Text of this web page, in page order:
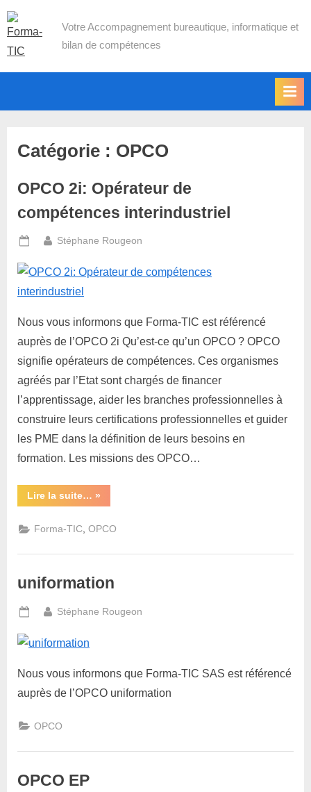
Skip
to
content
Forma-TIC
Votre Accompagnement bureautique, informatique et
bilan de compétences
Catégorie : OPCO
OPCO 2i: Opérateur de
compétences interindustriel
Posted
By
Stéphane Rougeon
Nous vous informons que Forma-TIC est référencé
auprès de l’OPCO 2i Qu’est-ce qu’un OPCO ? OPCO
signifie opérateurs de compétences. Ces organismes
agréés par l’Etat sont chargés de financer
l’apprentissage, aider les branches professionnelles à
construire leurs certifications professionnelles et guider
les PME dans la définition de leurs besoins en
formation. Les missions des OPCO…
Lire la suite… “OPCO
2i:
de
compétences
»
Forma-TIC ,OPCO
uniformation
Posted
By
Stéphane Rougeon
Nous vous informons que Forma-TIC SAS est référencé
auprès de l’OPCO uniformation
OPCO
OPCO EP